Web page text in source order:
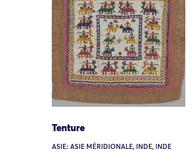
Tenture
ASIE: ASIE MÉRIDIONALE, INDE, INDE